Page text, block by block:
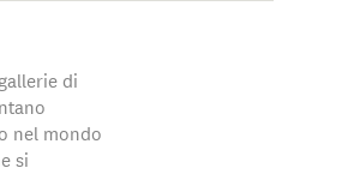
di
nel mondo
si